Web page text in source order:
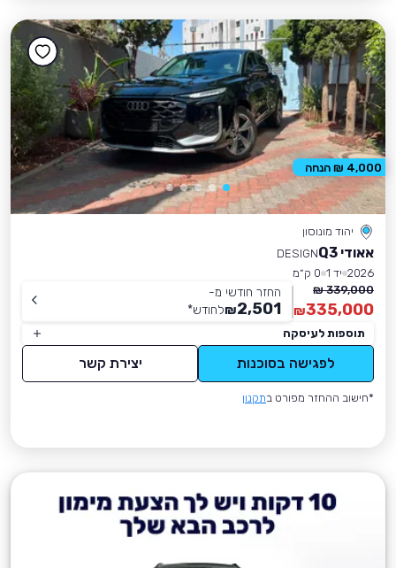
יהוד מונוסון
אאודי Q3
DESIGN
2026 יד 1
0 ק״מ
339,000 ₪
335,000
₪
החזר חודשי מ-
2,501
₪לחודש*
תוספות לעיסקה
לפגישה בסוכנות יצירת קשר
*חישוב ההחזר מפורט בתקנון
4,000 ₪ הנחה